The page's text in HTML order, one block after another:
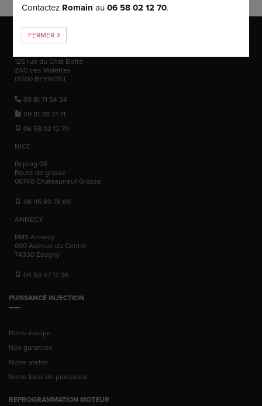
Contactez Romain au06 58 02 12 70.
FERMER
MAISON MÈRE
125 rue du Chat Botté
ZAC des Malettes
01700 BEYNOST
09 81 71 54 34
09 81 38 21 71
06 58 02 12 70
NICE
Reprog 06
Route de grasse
06740 Chateauneuf-Grasse
06 95 80 78 69
ANNECY
RMS Annecy
690 Avenue du Centre
74330 Epagny
04 50 47 17 06
PUISSANCE INJECTION
Notre équipe
Nos garanties
Notre atelier
Notre banc de puissance
REPROGRAMMATION MOTEUR